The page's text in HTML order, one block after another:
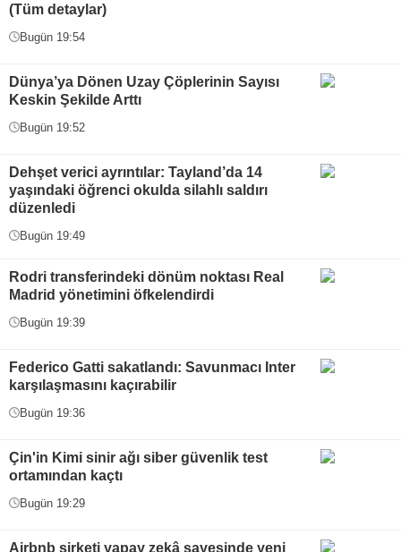
(Tüm detaylar)
Bugün 19:54
Dünya’ya Dönen Uzay Çöplerinin Sayısı
Keskin Şekilde Arttı
Bugün 19:52
Dehşet verici ayrıntılar: Tayland’da 14
yaşındaki öğrenci okulda silahlı saldırı
düzenledi
Bugün 19:49
Rodri transferindeki dönüm noktası Real
Madrid yönetimini öfkelendirdi
Bugün 19:39
Federico Gatti sakatlandı: Savunmacı Inter
karşılaşmasını kaçırabilir
Bugün 19:36
Çin'in Kimi sinir ağı siber güvenlik test
ortamından kaçtı
Bugün 19:29
Airbnb şirketi yapay zekâ sayesinde yeni